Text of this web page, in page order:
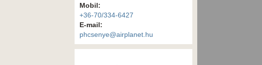
Mobil:
+36-70/334-6427
E-mail:
phcsenye@airplanet.hu